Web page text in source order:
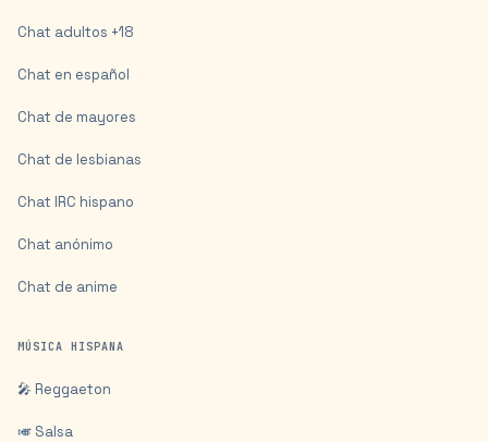
Chat adultos +18
Chat en español
Chat de mayores
Chat de lesbianas
Chat IRC hispano
Chat anónimo
Chat de anime
MÚSICA HISPANA
🎤 Reggaeton
🎺 Salsa